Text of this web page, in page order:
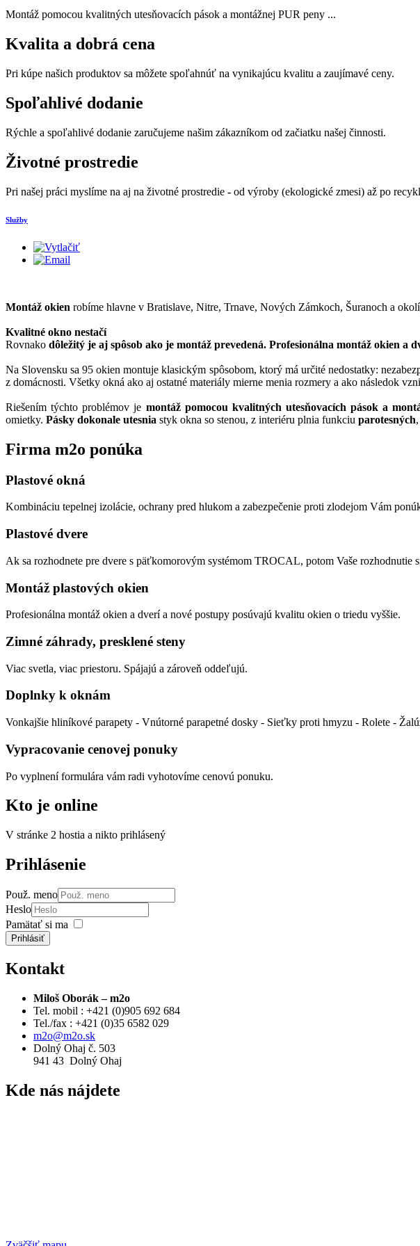
Montáž pomocou kvalitných utesňovacích pások a montážnej PUR peny ...
Kvalita a dobrá cena
Pri kúpe našich produktov sa môžete spoľahnúť na vynikajúcu kvalitu a zaujímavé ceny.
Spoľahlivé dodanie
Rýchle a spoľahlivé dodanie zaručujeme našim zákazníkom od začiatku našej činnosti.
Životné prostredie
Pri našej práci myslíme na aj na životné prostredie - od výroby (ekologické zmesi) až po
Služby
Montáž okien robíme hlavne v Bratislave, Nitre, Trnave, Nových Zámkoch, Šuranoch a
Kvalitné okno nestačí
Rovnako dôležitý je aj spôsob ako je montáž prevedená. Profesionálna montáž okien a
Na Slovensku sa 95 okien montuje klasickým spôsobom, ktorý má určité nedostatky:
z domácnosti. Všetky okná ako aj ostatné materiály mierne menia rozmery a ako následok
Riešením týchto problémov je montáž pomocou kvalitných utesňovacích pások a
omietky. Pásky dokonale utesnia styk okna so stenou, z interiéru plnia funkciu parotesných
Firma m2o ponúka
Plastové okná
Kombináciu tepelnej izolácie, ochrany pred hlukom a zabezpečenie proti zlodejom Vám
Plastové dvere
Ak sa rozhodnete pre dvere s päťkomorovým systémom TROCAL, potom Vaše rozhodnutie
Montáž plastových okien
Profesionálna montáž okien a dverí a nové postupy posúvajú kvalitu okien o triedu vyššie.
Zimné záhrady, presklené steny
Viac svetla, viac priestoru. Spájajú a zároveň oddeľujú.
Doplnky k oknám
Vonkajšie hliníkové parapety - Vnútorné parapetné dosky - Sieťky proti hmyzu - Rolete -
Vypracovanie cenovej ponuky
Po vyplnení formulára vám radi vyhotovíme cenovú ponuku.
Kto je online
V stránke 2 hostia a nikto prihlásený
Prihlásenie
Použ. meno
Heslo
Pamätať si ma
Prihlásiť
Kontakt
Miloš Oborák – m2o
Tel. mobil : +421 (0)905 692 684
Tel./fax : +421 (0)35 6582 029
m2o@m2o.sk
Dolný Ohaj č. 503
941 43 Dolný Ohaj
Kde nás nájdete